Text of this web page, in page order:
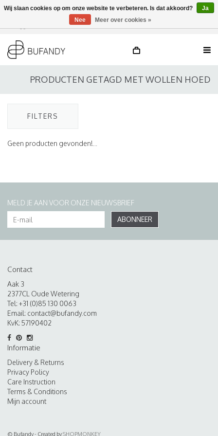
DE / EN
PRODUCTEN GETAGD MET WOLLEN HOED
FILTERS
Geen producten gevonden!...
MELD JE AAN VOOR ONZE NIEUWSBRIEF
ABONNEER
Contact
Aak 3
2377CL Oude Wetering
Tel: +31 (0)85 130 0063
Email: contact@bufandy.com
KvK: 57190402
Informatie
Delivery & Returns
Privacy Policy
Care Instruction
Terms & Conditions
Mijn account
© Bufandy - Created bySHOPMONKEY
Wij slaan cookies op om onze website te verbeteren. Is dat akkoord?
Ja
Nee
Meer over cookies »